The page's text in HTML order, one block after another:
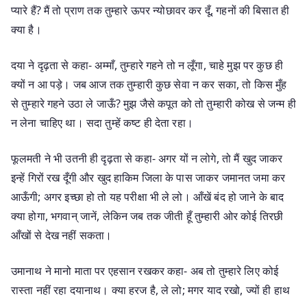
प्यारे हैं? मैं तो प्राण तक तुम्हारे ऊपर न्योछावर कर दूँ, गहनों की बिसात ही
क्या है।
दया ने दृढ़ता से कहा- अम्माँ, तुम्हारे गहने तो न लूँगा, चाहे मुझ पर कुछ ही
क्यों न आ पड़े। जब आज तक तुम्हारी कुछ सेवा न कर सका, तो किस मुँह
से तुम्हारे गहने उठा ले जाऊँ? मुझ जैसे कपूत को तो तुम्हारी कोख से जन्म ही
न लेना चाहिए था। सदा तुम्हें कष्ट ही देता रहा।
फूलमती ने भी उतनी ही दृढ़ता से कहा- अगर यों न लोगे, तो मैं खुद जाकर
इन्हें गिरों रख दूँगी और खुद हाकिम जिला के पास जाकर जमानत जमा कर
आऊँगी; अगर इच्छा हो तो यह परीक्षा भी ले लो। आँखें बंद हो जाने के बाद
क्या होगा, भगवान् जानें, लेकिन जब तक जीती हूँ तुम्हारी ओर कोई तिरछी
आँखों से देख नहीं सकता।
उमानाथ ने मानो माता पर एहसान रखकर कहा- अब तो तुम्हारे लिए कोई
रास्ता नहीं रहा दयानाथ। क्या हरज है, ले लो; मगर याद रखो, ज्यों ही हाथ